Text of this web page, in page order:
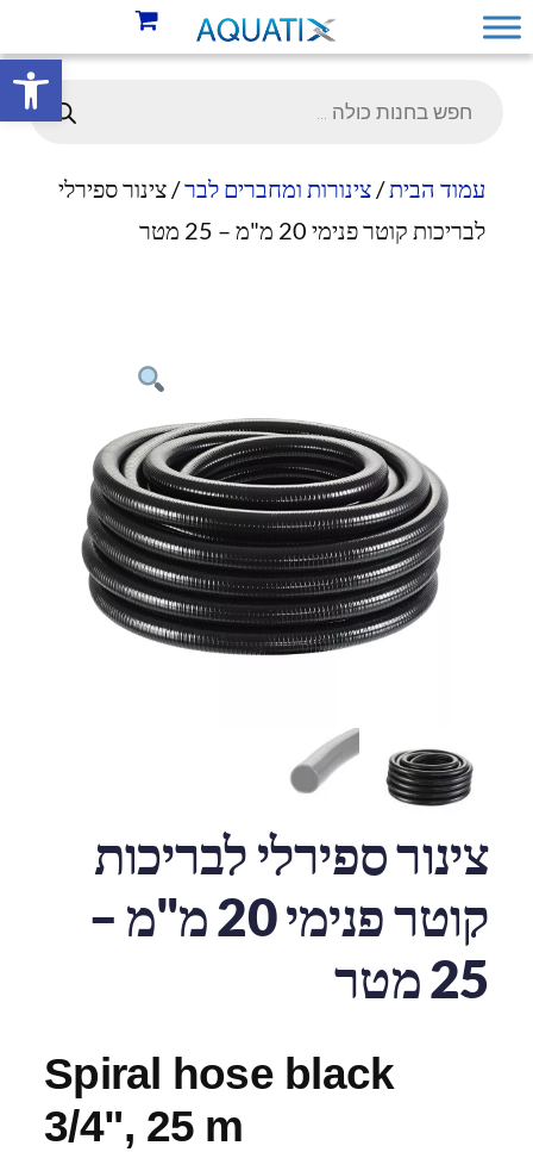
פתח
עמוד הבית/צינורות ומחברים לבר/ צינור ספירלי
לבריכות קוטר פנימי 20 מ"מ – 25 מטר
צינור ספירלי לבריכות
קוטר פנימי 20 מ"מ –
25 מטר
Spiral hose black
3/4", 25 m